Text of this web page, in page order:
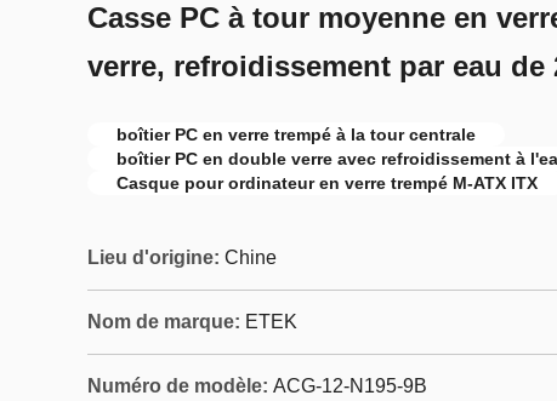
Casse PC à tour moyenne en
verre, refroidissement par eau de
boîtier PC en verre trempé à la tour centrale
boîtier PC en double verre avec refroidissement à
Casque pour ordinateur en verre trempé M-ATX ITX
Lieu d'origine: Chine
Nom de marque: ETEK
Numéro de modèle: ACG-12-N195-9B